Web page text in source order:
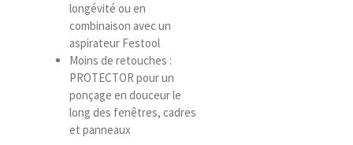
longévité ou en
combinaison avec un
aspirateur Festool
Moins de retouches :
PROTECTOR pour un
ponçage en douceur le
long des fenêtres, cadres
et panneaux